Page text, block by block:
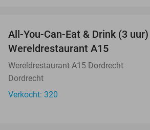
All-You-Can-Eat & Drink (3
Wereldrestaurant A15
Wereldrestaurant A15 Dordrecht
Dordrecht
Verkocht: 320